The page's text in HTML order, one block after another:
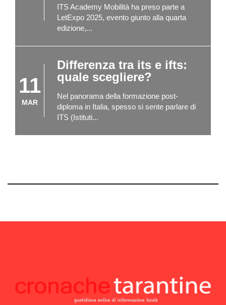
ITS Academy Mobilità ha preso parte a
LetExpo 2025, evento giunto alla quarta
edizione,...
11
MAR
Differenza tra its e ifts:
quale scegliere?
Nel panorama della formazione post-
diploma in Italia, spesso si sente parlare di
ITS (Istituti...